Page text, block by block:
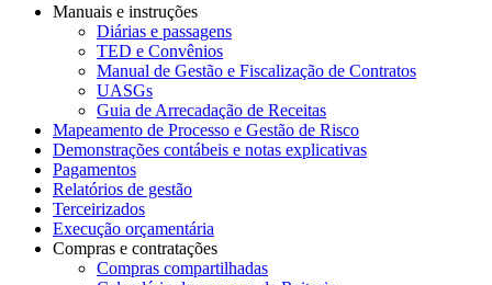
Manuais e instruções
Diárias e passagens
TED e Convênios
Manual de Gestão e Fiscalização de Contratos
UASGs
Guia de Arrecadação de Receitas
Mapeamento de Processo e Gestão de Risco
Demonstrações contábeis e notas explicativas
Pagamentos
Relatórios de gestão
Terceirizados
Execução orçamentária
Compras e contratações
Compras compartilhadas